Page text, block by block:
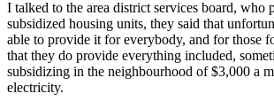
I talked to the area district services board, who
subsidized housing units, they said that
able to provide it for everybody, and for those
that they do provide everything included,
subsidizing in the neighbourhood of $3,000 a
electricity.